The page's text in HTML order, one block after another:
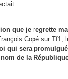
que je regrette
Copé sur Tf1,
qui sera
de la